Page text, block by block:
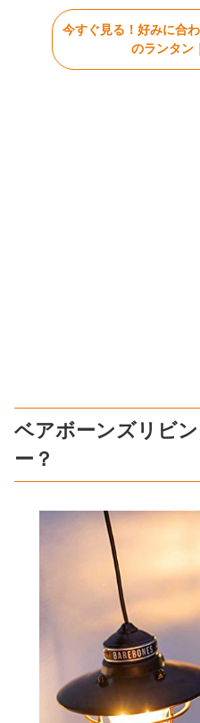
今すぐ見る！好みに合
のランタン
ベアボーンズリビ
ー？